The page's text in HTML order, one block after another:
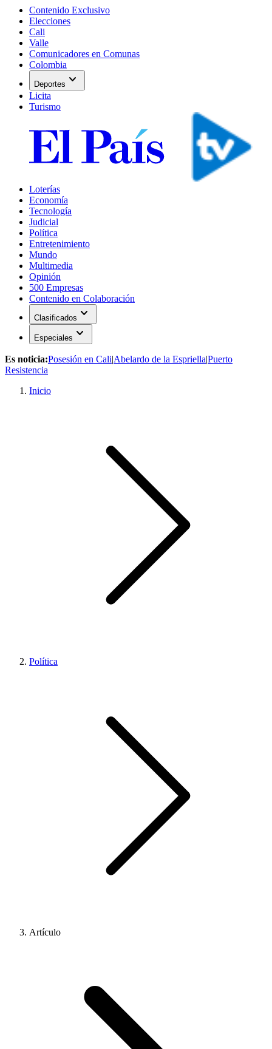
Contenido Exclusivo
Elecciones
Cali
Valle
Comunicadores en Comunas
Colombia
Deportes expand_more
Licita
Turismo
Loterías
Economía
Tecnología
Judicial
Política
Entretenimiento
Mundo
Multimedia
Opinión
500 Empresas
Contenido en Colaboración
Clasificados expand_more
Especiales expand_more
Es noticia:Posesión en Cali|Abelardo de la Espriella|Puerto
Resistencia
Inicio
Política
Artículo